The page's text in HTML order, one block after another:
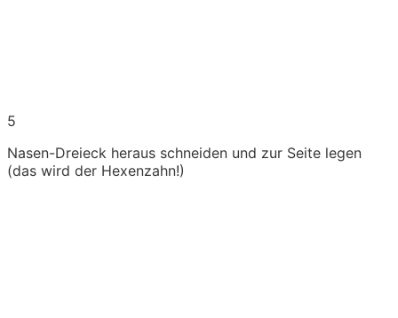
5
Nasen-Dreieck heraus schneiden und zur Seite legen
(das wird der Hexenzahn!)